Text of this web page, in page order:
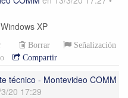
XP
Borrar
Señalización
Compartir
técnico - Montevideo COMM
20 17:29